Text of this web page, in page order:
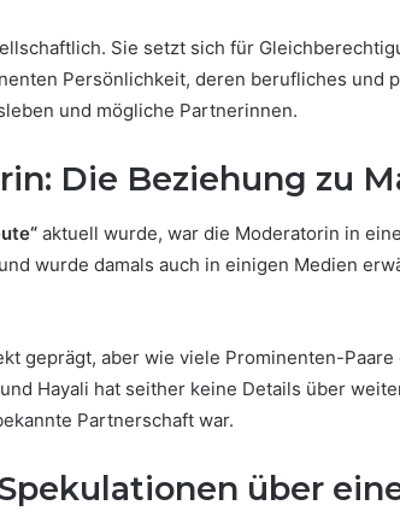
Sie setzt sich für
Persönlichkeit, deren berufliches und
und mögliche Partnerinnen.
Die Beziehung zu
aktuell wurde, war die Moderatorin in
wurde damals auch in einigen Medien
geprägt, aber wie viele Prominenten-
Hayali hat seither keine Details über
Partnerschaft war.
über